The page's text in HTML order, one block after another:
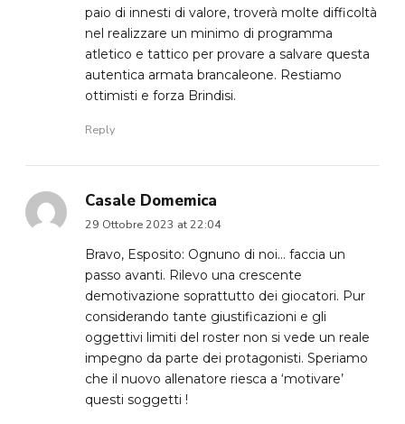
paio di innesti di valore, troverà molte difficoltà
nel realizzare un minimo di programma
atletico e tattico per provare a salvare questa
autentica armata brancaleone. Restiamo
ottimisti e forza Brindisi.
Reply
Casale Domemica
29 Ottobre 2023 at 22:04
Bravo, Esposito: Ognuno di noi… faccia un
passo avanti. Rilevo una crescente
demotivazione soprattutto dei giocatori. Pur
considerando tante giustificazioni e gli
oggettivi limiti del roster non si vede un reale
impegno da parte dei protagonisti. Speriamo
che il nuovo allenatore riesca a ‘motivare’
questi soggetti !